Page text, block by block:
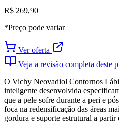
R$ 269,90
*Preço pode variar
Ver oferta
Veja a revisão completa deste
O Vichy Neovadiol Contornos
inteligente desenvolvida
que a pele sofre durante a peri e
foca na redensificação das áreas
gordura e suporte estrutural a partir